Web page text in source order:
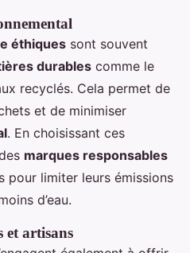
éthiques sont souvent
durables comme le
recyclés. Cela permet de
et de minimiser
. En choisissant ces
marques responsables
pour limiter leurs émissions
d’eau.
et artisans